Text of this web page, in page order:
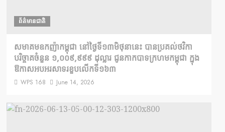
ព័ត៌មានជាតិ
សមាគមឧកញ៉ាកម្ពុជា នៅថ្ងៃទី១៣មិថុនានេះ បានប្រគល់ថវិកា
បរិច្ចាគចំនួន ១,០០៩,៩៩៩ ដុល្លារ ជូនកាកបាទក្រហមកម្ពុជា ក្នុង
ឱកាសអបអរសាទរខួបលើកទី១៦៣
WPS 168 June 14, 2026